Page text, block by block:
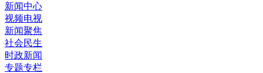
新闻中心
视频电视
新闻聚焦
社会民生
时政新闻
专题专栏